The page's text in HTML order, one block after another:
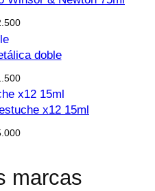
doble
x12 15ml
marcas